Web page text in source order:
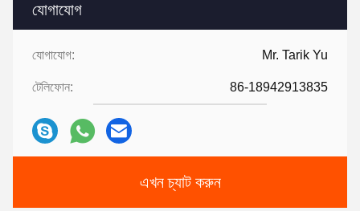
যোগাযোগ
যোগাযোগ: Mr. Tarik Yu
টেলিফোন: 86-18942913835
এখন চ্যাট করুন